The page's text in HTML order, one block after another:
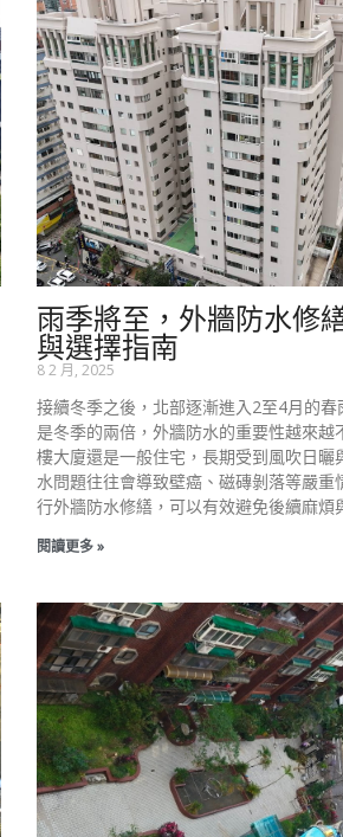
雨季將至，外牆防水修
與選擇指南
8 2 月, 2025
接續冬季之後，北部逐漸進入2至4月的
是冬季的兩倍，外牆防水的重要性越來越
樓大廈還是一般住宅，長期受到風吹日曬
水問題往往會導致壁癌、磁磚剝落等嚴重
行外牆防水修繕，可以有效避免後續麻煩
閱讀更多 »